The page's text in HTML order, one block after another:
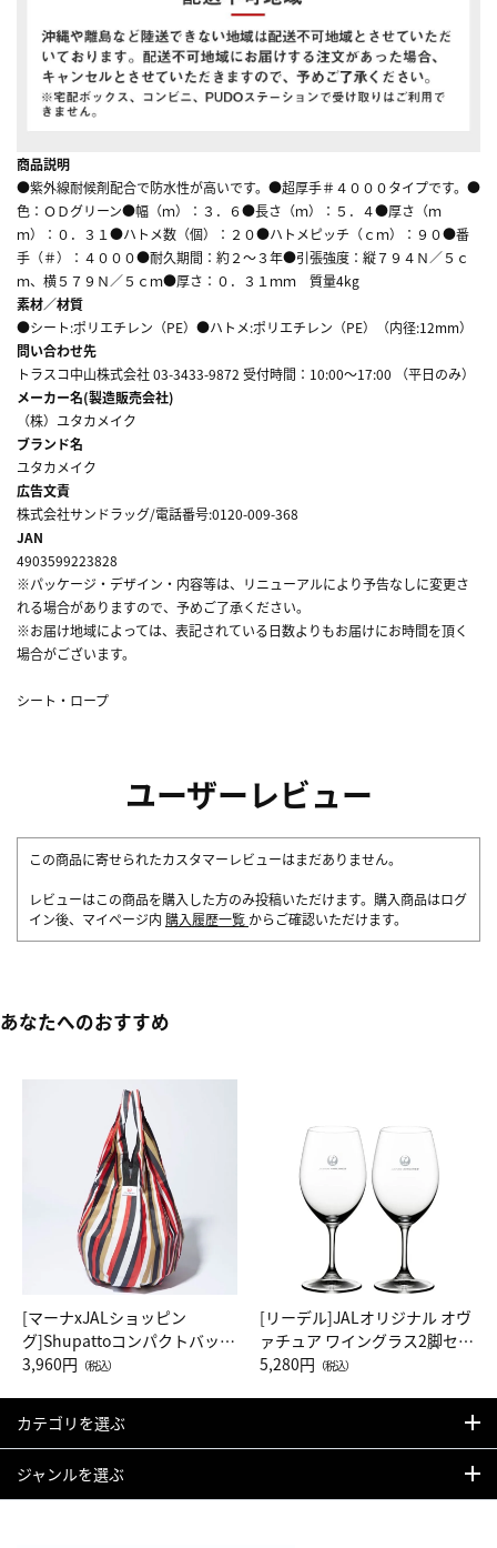
商品説明
●紫外線耐候剤配合で防水性が高いです。●超厚手＃４０００タイプです。●
色：ＯＤグリーン●幅（ｍ）：３．６●長さ（ｍ）：５．４●厚さ（ｍ
ｍ）：０．３１●ハトメ数（個）：２０●ハトメピッチ（ｃｍ）：９０●番
手（＃）：４０００●耐久期間：約２～３年●引張強度：縦７９４Ｎ／５ｃ
ｍ、横５７９Ｎ／５ｃｍ●厚さ：０．３１ｍｍ 質量4kg
素材／材質
●シート:ポリエチレン（PE）●ハトメ:ポリエチレン（PE）（内径:12mm）
問い合わせ先
トラスコ中山株式会社 03-3433-9872 受付時間：10:00～17:00 （平日のみ）
メーカー名(製造販売会社)
（株）ユタカメイク
ブランド名
ユタカメイク
広告文責
株式会社サンドラッグ/電話番号:0120-009-368
JAN
4903599223828
※パッケージ・デザイン・内容等は、リニューアルにより予告なしに変更さ
れる場合がありますので、予めご了承ください。
※お届け地域によっては、表記されている日数よりもお届けにお時間を頂く
場合がございます。
シート・ロープ
ユーザーレビュー
この商品に寄せられたカスタマーレビューはまだありません。
レビューはこの商品を購入した方のみ投稿いただけます。購入商品はログ
イン後、マイページ内 購入履歴一覧 からご確認いただけます。
あなたへのおすすめ
[マーナxJALショッピン
グ]Shupattoコンパクトバッグ
Drop JAL客室乗務員（LC）ス
3,960円 （税込）
[リーデル]JALオリジナル オヴ
ァチュア ワイングラス2脚セッ
ト（レッドワイン）
5,280円 （税込）
カテゴリを選ぶ
ジャンルを選ぶ